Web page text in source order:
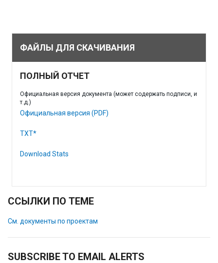
ФАЙЛЫ ДЛЯ СКАЧИВАНИЯ
ПОЛНЫЙ ОТЧЕТ
Официальная версия документа (может содержать подписи, и
т.д.)
Официальная версия (PDF)
TXT*
Download Stats
ССЫЛКИ ПО ТЕМЕ
См. документы по проектам
SUBSCRIBE TO EMAIL ALERTS